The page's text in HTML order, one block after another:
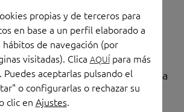
La
y rentable . Desde Torres
sustituir fácilmente las piezas
por iconos. En nuestro
los lugares donde sería
dichas señalizaciones
propias y de terceros para
en base a un perfil elaborado a
de navegación (por
visitadas). Clica AQUÍpara más
aceptarlas pulsando el
o configurarlas o rechazar su
clic en Ajustes.